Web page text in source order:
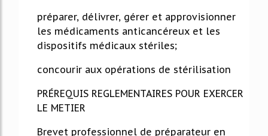
préparer, délivrer, gérer et approvisionner
les médicaments anticancéreux et les
dispositifs médicaux stériles;
concourir aux opérations de stérilisation
PRÉREQUIS REGLEMENTAIRES POUR EXERCER
LE METIER
Brevet professionnel de préparateur en